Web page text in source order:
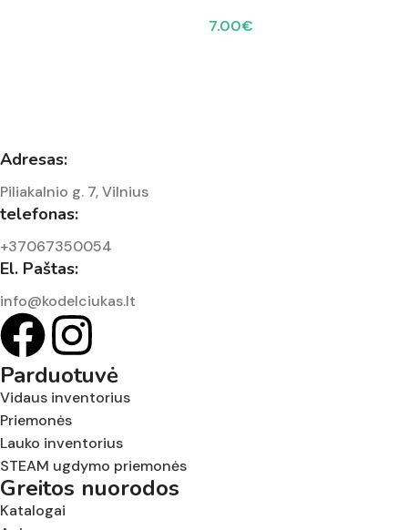
7.00€
Adresas:
Piliakalnio g. 7, Vilnius
telefonas:
+37067350054
El. Paštas:
info@kodelciukas.lt
Parduotuvė
Vidaus inventorius
Priemonės
Lauko inventorius
STEAM ugdymo priemonės
Greitos nuorodos
Katalogai